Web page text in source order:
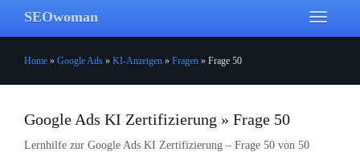
Toggle
SEOwoman
Home » Google Ads » KI-Anzeigen » Fragen » Frage 50
Google Ads KI Zertifizierung » Frage 50
Lernhilfe zur Google Ads KI Zertifizierung – Frage 50 von 50